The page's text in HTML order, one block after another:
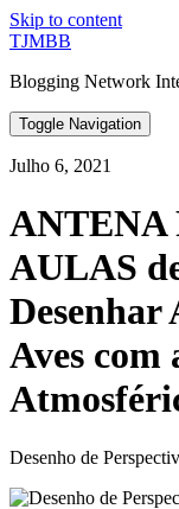
Skip to content
TJMBB
Blogging Network
Toggle Navigation
Julho 6, 2021
ANTENA
AULAS
Desenhar
Aves com
Desenho de